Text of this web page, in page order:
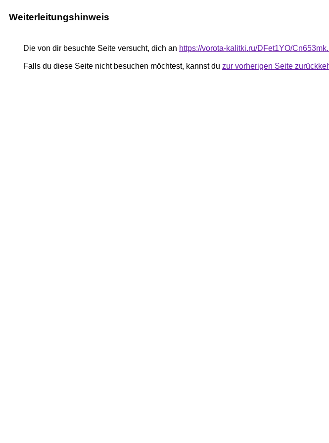
Weiterleitungshinweis
Die von dir besuchte Seite versucht, dich an https://vorota-kalitki.ru/DFet1YO/
Falls du diese Seite nicht besuchen möchtest, kannst du zur vorherigen Seite